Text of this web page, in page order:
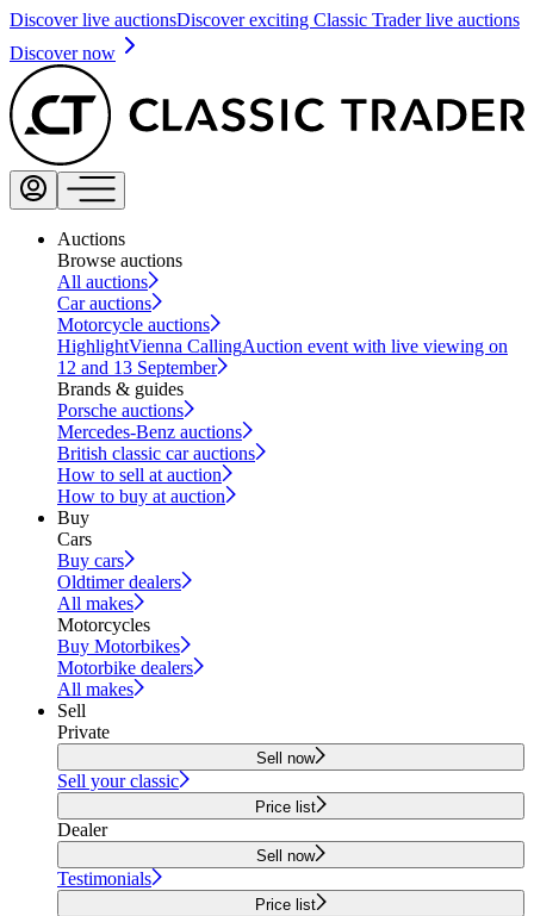
Discover live auctionsDiscover exciting Classic Trader live auctions
Discover now
Auctions
Browse auctions
All auctions
Car auctions
Motorcycle auctions
HighlightVienna CallingAuction event with live viewing on
12 and 13 September
Brands & guides
Porsche auctions
Mercedes-Benz auctions
British classic car auctions
How to sell at auction
How to buy at auction
Buy
Cars
Buy cars
Oldtimer dealers
All makes
Motorcycles
Buy Motorbikes
Motorbike dealers
All makes
Sell
Private
Sell now
Sell your classic
Price list
Dealer
Sell now
Testimonials
Price list